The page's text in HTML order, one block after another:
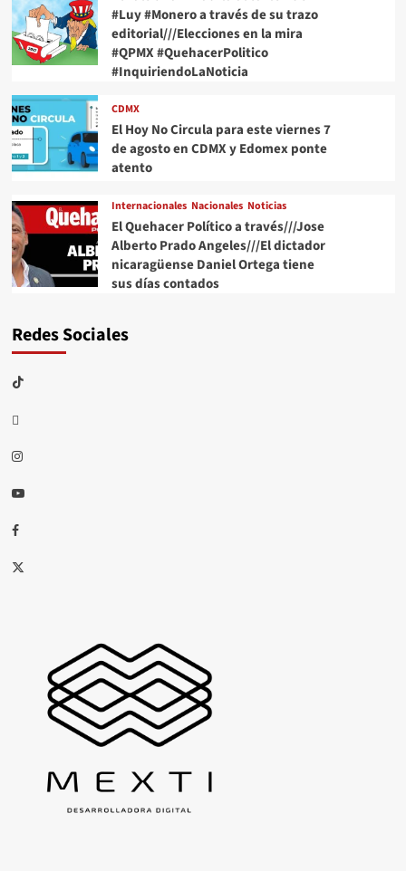
#Luy #Monero a través de su trazo
editorial///Elecciones en la mira
#QPMX #QuehacerPolitico
#InquiriendoLaNoticia
CDMX
El Hoy No Circula para este viernes 7
de agosto en CDMX y Edomex ponte
atento
Internacionales Nacionales Noticias
El Quehacer Político a través///Jose
Alberto Prado Angeles///El dictador
nicaragüense Daniel Ortega tiene
sus días contados
Redes Sociales
TikTok
threads
Instagram
Youtube
Facebook
X